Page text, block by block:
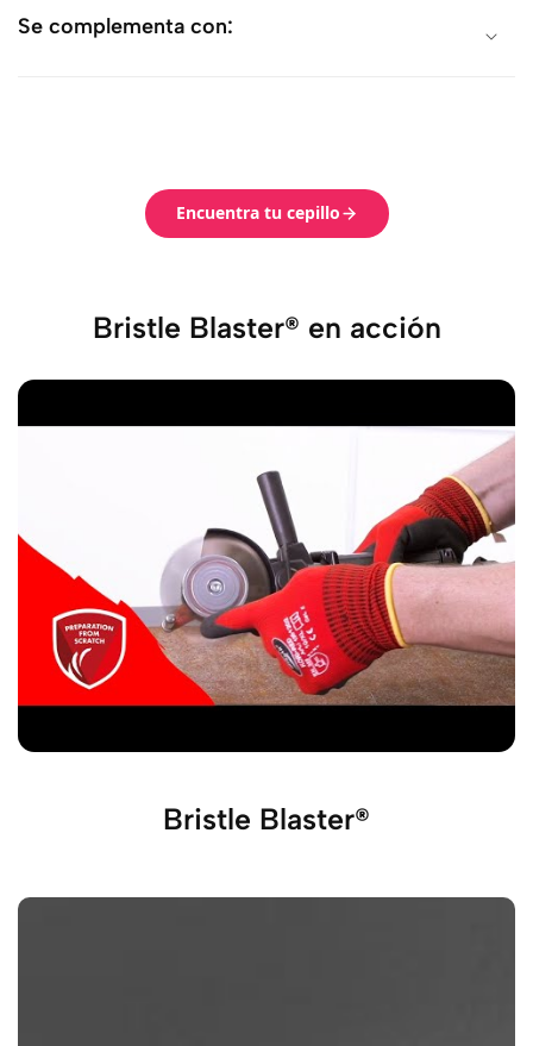
Se complementa con:
Encuentra tu cepillo
Bristle Blaster® en acción
Bristle Blaster®